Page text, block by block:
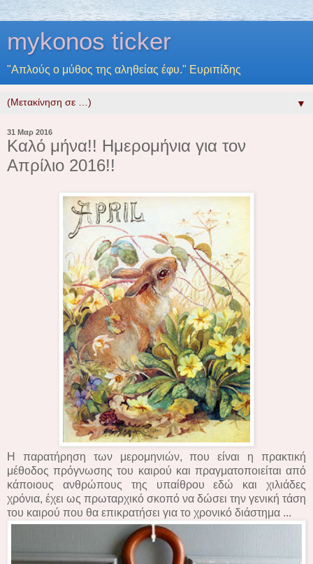
mykonos ticker
"Απλούς ο μύθος της αληθείας έφυ." Ευριπίδης
▼
31 Μαρ 2016
Καλό μήνα!! Ημερομήνια για τον
Απρίλιο 2016!!
Η παρατήρηση των μερομηνιών, που είναι η πρακτική
μέθοδος πρόγνωσης του καιρού και πραγματοποιείται από
κάποιους ανθρώπους της υπαίθρου εδώ και χιλιάδες
χρόνια, έχει ως πρωταρχικό σκοπό να δώσει την γενική τάση
του καιρού που θα επικρατήσει για το χρονικό διάστημα ...